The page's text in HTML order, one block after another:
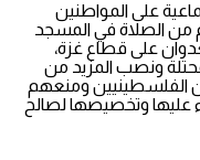
على المواطنين
من الصلاة في المسجد
على قطاع غزة،
ونصب المزيد من
الفلسطينيين ومنعهم
عليها وتخصيصها لصالح